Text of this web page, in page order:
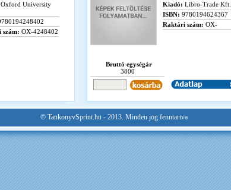
Oxford University
szám: OX-4248402
Kiadó: Libro-Trade Kft.
ISBN: 9780194624367
Raktári szám: OX-
Bruttó egységár
3800
© TankonyvSprint.hu - 2013. Minden jog fenntartva